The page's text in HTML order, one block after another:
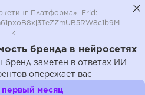
бренда в нейросетях
бренд заметен в ответах ИИ
опережает вас
Платформа». Erid:
k
первый месяц